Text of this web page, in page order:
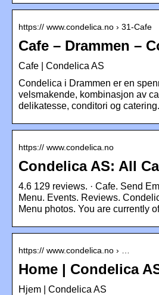
https:// www.condelica.no › 31-Cafe
Cafe – Drammen –
Cafe | Condelica AS
Condelica i Drammen er en
velsmakende, kombinasjon av
delikatesse, conditori og catering.
https:// www.condelica.no
Condelica AS: All
4.6 129 reviews. · Cafe. Send
Menu. Events. Reviews.
Menu photos. You are currently
https:// www.condelica.no › …
Home | Condelica
Hjem | Condelica AS